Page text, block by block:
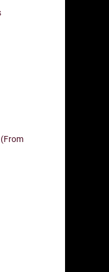
(From